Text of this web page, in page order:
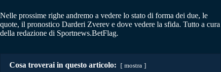
Nelle prossime righe andremo a vedere lo stato di forma dei due, le
quote, il pronostico Darderi Zverev e dove vedere la sfida. Tutto a cura
della redazione di Sportnews.BetFlag.
Cosa troverai in questo articolo: mostra